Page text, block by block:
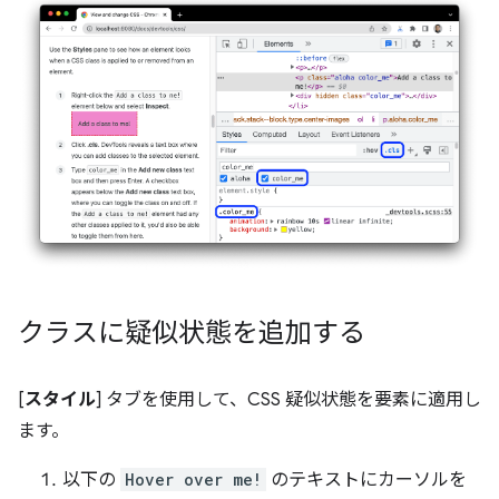
クラスに疑似状態を追加する
[スタイル] タブを使用して、CSS 疑似状態を要素に適用し
ます。
以下の Hover over me!
のテキストにカーソルを